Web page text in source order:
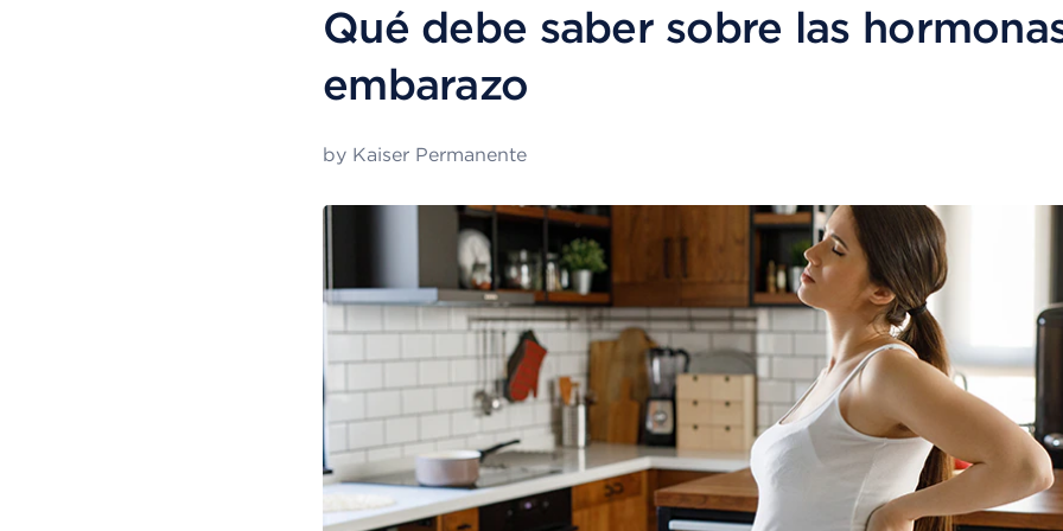
Qué debe saber sobre las
embarazo
by Kaiser Permanente